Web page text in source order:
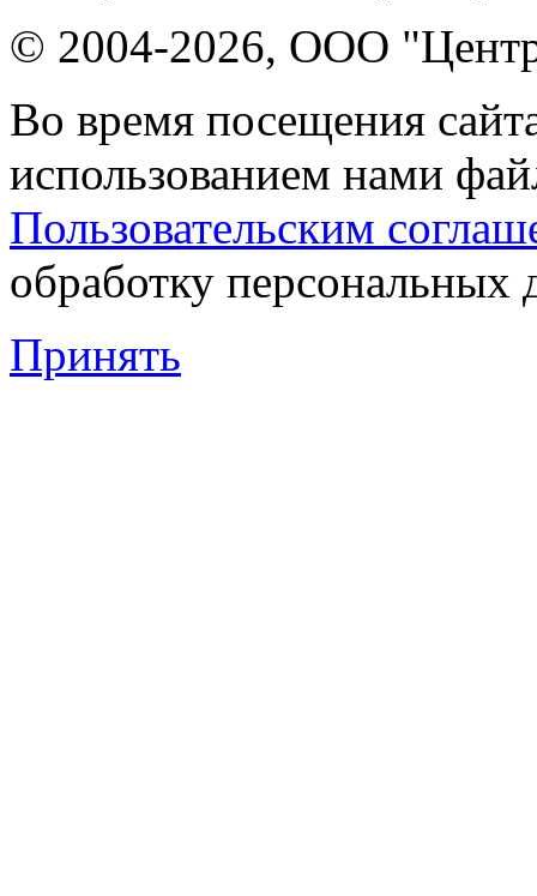
© 2004-2026, ООО "Центр
Во время посещения
использованием нами
Пользовательским
обработку персональных
Принять